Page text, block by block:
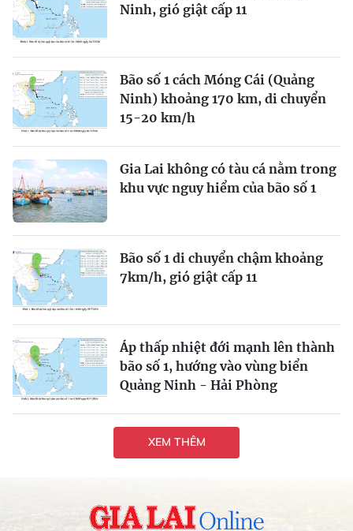
Ninh, gió giật cấp 11
Bão số 1 cách Móng Cái (Quảng
Ninh) khoảng 170 km, di chuyển
15-20 km/h
Gia Lai không có tàu cá nằm trong
khu vực nguy hiểm của bão số 1
Bão số 1 di chuyển chậm khoảng
7km/h, gió giật cấp 11
Áp thấp nhiệt đới mạnh lên thành
bão số 1, hướng vào vùng biển
Quảng Ninh - Hải Phòng
XEM THÊM